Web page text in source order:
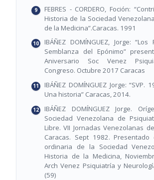
FEBRES - CORDERO, Foción:
Historia de la Sociedad
de la Medicina”.Caracas. 1991
IBÁÑEZ DOMÍNGUEZ, Jorge: “Los
Semblanza del Epónimo”
Aniversario Soc Venez
Congreso. Octubre 2017 Caracas
IBÁÑEZ DOMÍNGUEZ Jorge: “SVP.
Una historia” Caracas, 2014.
IBÁÑEZ DOMÍNGUEZ Jorge.
Sociedad Venezolana de
Libre. VII Jornadas Venezolanas
Caracas. Sept 1982. Presentado
ordinaria de la Sociedad
Historia de la Medicina,
Arch Venez Psiquiatría y
(59)